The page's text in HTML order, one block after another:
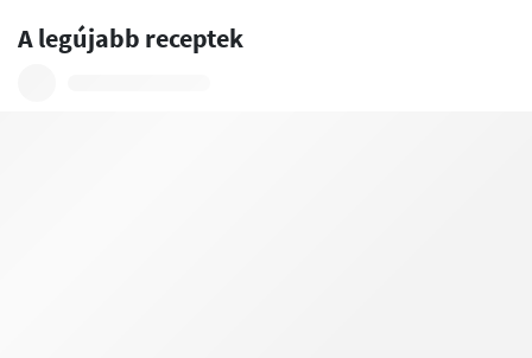
A legújabb receptek